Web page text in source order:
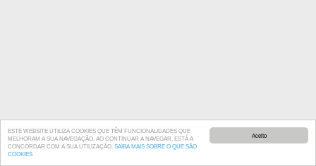
Aceito
ESTE WEBSITE UTILIZA COOKIES QUE TÊM FUNCIONALIDADES QUE
MELHORAM A SUA NAVEGAÇÃO. AO CONTINUAR A NAVEGAR, ESTÁ A
CONCORDAR COM A SUA UTILIZAÇÃO. SAIBA MAIS SOBRE O QUE SÃO
COOKIES